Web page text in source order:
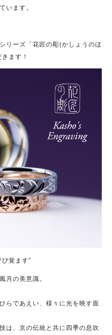
います。
リーズ「花匠の彫(かしょうのほ
ます！
覚ます”
月の美意識。
らであえい、様々に光を映す面
は、京の伝統と共に四季の息吹